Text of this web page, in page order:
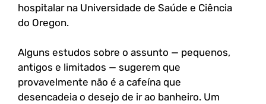
hospitalar na Universidade de Saúde e Ciência
do Oregon.
Alguns estudos sobre o assunto — pequenos,
antigos e limitados — sugerem que
provavelmente não é a cafeína que
desencadeia o desejo de ir ao banheiro. Um